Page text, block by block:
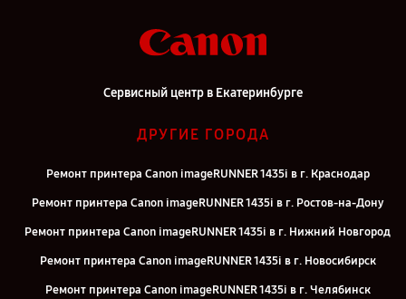
Сервисный центр в Екатеринбурге
ДРУГИЕ ГОРОДА
Ремонт принтера Canon imageRUNNER 1435i в г. Краснодар
Ремонт принтера Canon imageRUNNER 1435i в г. Ростов-на-Дону
Ремонт принтера Canon imageRUNNER 1435i в г. Нижний Новгород
Ремонт принтера Canon imageRUNNER 1435i в г. Новосибирск
Ремонт принтера Canon imageRUNNER 1435i в г. Челябинск